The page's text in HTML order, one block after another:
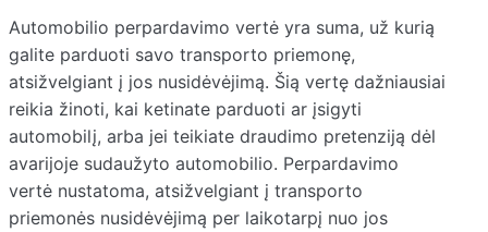
Automobilio perpardavimo vertė yra suma, už kurią
galite parduoti savo transporto priemonę,
atsižvelgiant į jos nusidėvėjimą. Šią vertę dažniausiai
reikia žinoti, kai ketinate parduoti ar įsigyti
automobilį, arba jei teikiate draudimo pretenziją dėl
avarijoje sudaužyto automobilio. Perpardavimo
vertė nustatoma, atsižvelgiant į transporto
priemonės nusidėvėjimą per laikotarpį nuo jos